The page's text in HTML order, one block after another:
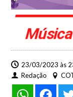
23/03/2023 às
Redação
WhatsApp